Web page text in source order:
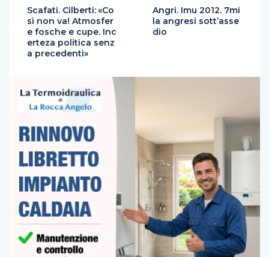
Scafati. Cilberti: «Co
sì non va! Atmosfer
e fosche e cupe. Inc
erteza politica senz
a precedenti»
Angri. Imu 2012. 7mi
la angresi sott’asse
dio